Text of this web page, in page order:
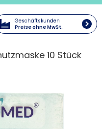
Geschäftskunden
Preise ohne MwSt.
10 Stück